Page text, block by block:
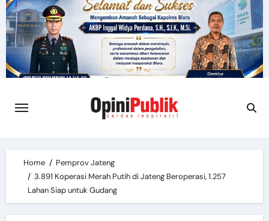
Skip
to
content
Home
Pemprov Jateng
3.891 Koperasi Merah Putih di Jateng Beroperasi, 1.257
Lahan Siap untuk Gudang